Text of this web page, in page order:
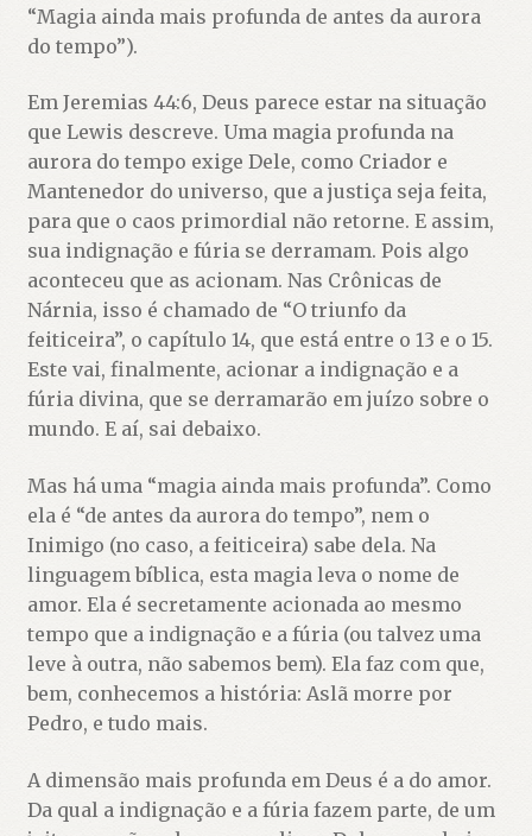
“Magia ainda mais profunda de antes da aurora
do tempo”).
Em Jeremias 44:6, Deus parece estar na situação
que Lewis descreve. Uma magia profunda na
aurora do tempo exige Dele, como Criador e
Mantenedor do universo, que a justiça seja feita,
para que o caos primordial não retorne. E assim,
sua indignação e fúria se derramam. Pois algo
aconteceu que as acionam. Nas Crônicas de
Nárnia, isso é chamado de “O triunfo da
feiticeira”, o capítulo 14, que está entre o 13 e o 15.
Este vai, finalmente, acionar a indignação e a
fúria divina, que se derramarão em juízo sobre o
mundo. E aí, sai debaixo.
Mas há uma “magia ainda mais profunda”. Como
ela é “de antes da aurora do tempo”, nem o
Inimigo (no caso, a feiticeira) sabe dela. Na
linguagem bíblica, esta magia leva o nome de
amor. Ela é secretamente acionada ao mesmo
tempo que a indignação e a fúria (ou talvez uma
leve à outra, não sabemos bem). Ela faz com que,
bem, conhecemos a história: Aslã morre por
Pedro, e tudo mais.
A dimensão mais profunda em Deus é a do amor.
Da qual a indignação e a fúria fazem parte, de um